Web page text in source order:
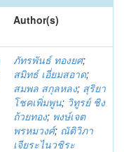
Author(s)
ภัทรพันธ์ ทองยศ;
สมิทธ์ เอี่ยมสอาด;
สมพล สกุลหลง; สุริยา
โชคเพิ่มพูน; วิทูรย์ ชิง
ถ้วยทอง; พงษ์เจต
พรหมวงศ์; ณัติวิภา
เจียระไนวชิระ